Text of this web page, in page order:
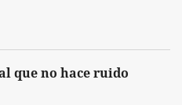
que no hace ruido